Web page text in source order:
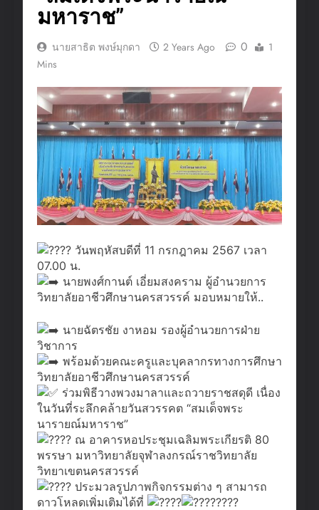
มหาราช”
นายสาธิต พงษ์มุกดา 2 Years Ago 0
1
Mins
วันพฤหัสบดีที่ 11 กรกฎาคม 2567 เวลา
07.00 น.
นายพงศ์กานต์ เอี่ยมสงคราม ผู้อำนวยการ
วิทยาลัยอาชีวศึกษานครสวรรค์ มอบหมายให้..
นายฉัตรชัย งาหอม รองผู้อำนวยการฝ่าย
วิชาการ
พร้อมด้วยคณะครูและบุคลากรทางการศึกษา
วิทยาลัยอาชีวศึกษานครสวรรค์
ร่วมพิธีวางพวงมาลาและถวายราชสดุดี เนื่อง
ในวันที่ระลึกคล้ายวันสวรรคต “สมเด็จพระ
นารายณ์มหาราช”
ณ อาคารหอประชุมเฉลิมพระเกียรติ 80
พรรษา มหาวิทยาลัยจุฬาลงกรณ์ราชวิทยาลัย
วิทยาเขตนครสวรรค์
ประมวลรูปภาพกิจกรรมต่าง ๆ สามารถ
ดาวโหลดเพิ่มเติมได้ที่